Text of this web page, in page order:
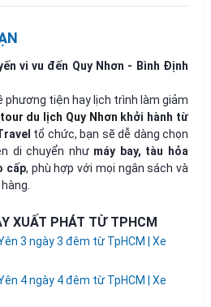
vi vu đến Quy Nhơn - Bình Định
phương tiện hay lịch trình làm giảm
tour du lịch Quy Nhơn khởi hành từ
tổ chức, bạn sẽ dễ dàng chọn
di chuyển như máy bay, tàu hỏa
cấp, phù hợp với mọi ngân sách và
XUẤT PHÁT TỪ TPHCM
3 ngày 3 đêm từ TpHCM | Xe
4 ngày 4 đêm từ TpHCM | Xe